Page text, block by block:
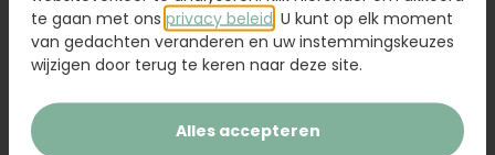
te gaan met ons privacy beleid . U kunt op elk moment
van gedachten veranderen en uw instemmingskeuzes
wijzigen door terug te keren naar deze site.
Alles accepteren